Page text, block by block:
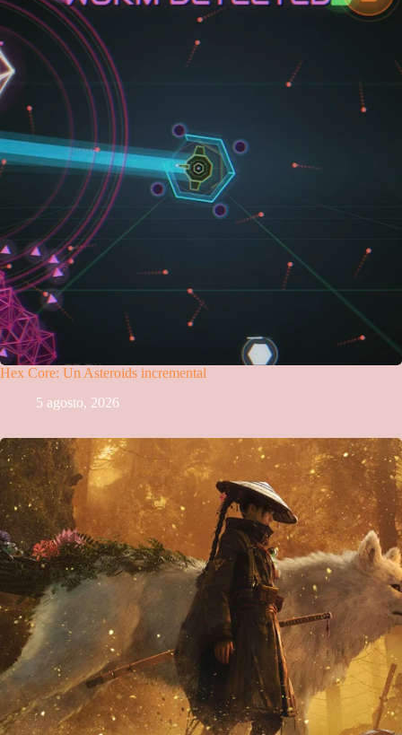
Hex Core: Un Asteroids incremental
5 agosto, 2026